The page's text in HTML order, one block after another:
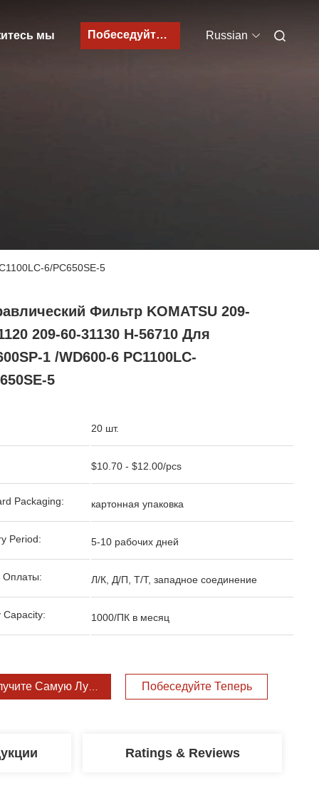
мы Побеседуйте теперь Russian
6/PC650SE-5
Фильтр KOMATSU 209-
209-60-31130 H-56710 Для
1 /WD600-6 PC1100LC-
5
20 шт.
$10.70 - $12.00/pcs
Packaging: картонная упаковка
Period: 5-10 рабочих дней
Оплаты: Л/К, Д/П, Т/Т, западное соединение
Capacity: 1000/ПК в месяц
Самую Лучшую ЦенуПобеседуйте Теперь
Ratings & Reviews